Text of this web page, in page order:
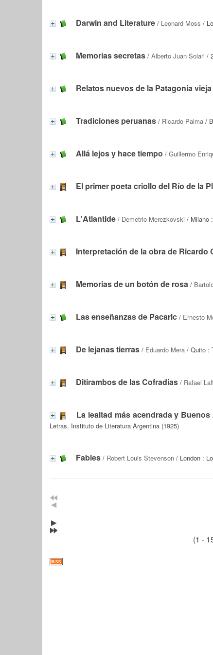
Darwin and Literature / Leonard Moss /
Memorias secretas / Alberto Juan Solari /
Relatos nuevos de la Patagonia vieja
Tradiciones peruanas / Ricardo Palma /
Allá lejos y hace tiempo / Guillermo
El primer poeta criollo del Río de la
L'Atlantide / Demetrio Merezkovski / Milano
Interpretación de la obra de Ricardo
Memorias de un botón de rosa /
Las enseñanzas de Pacaric / Ernesto
De lejanas tierras / Eduardo Mera / Quito :
Ditirambos de las Cofradías / Rafael
La lealtad más acendrada y
Letras. Instituto de Literatura Argentina (1925)
Fables / Robert Louis Stevenson / London :
(1 -